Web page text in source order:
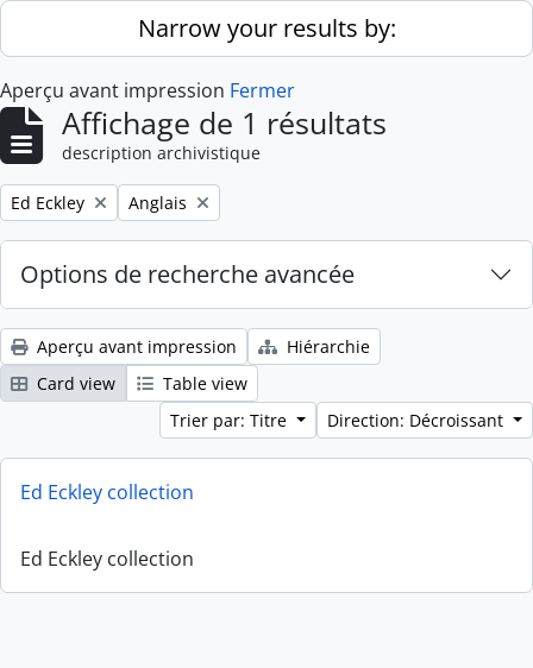
Skip to main contentNarrow your results by:
Aperçu avant impression Fermer
Affichage de 1 résultats
description archivistique
Remove filter:
Ed Eckley Remove filter:
Anglais
Options de recherche avancée
Aperçu avant impression
Hiérarchie
Card view
Table view
Trier par: Titre
Direction: Décroissant
Ed Eckley collection
Ed Eckley collection